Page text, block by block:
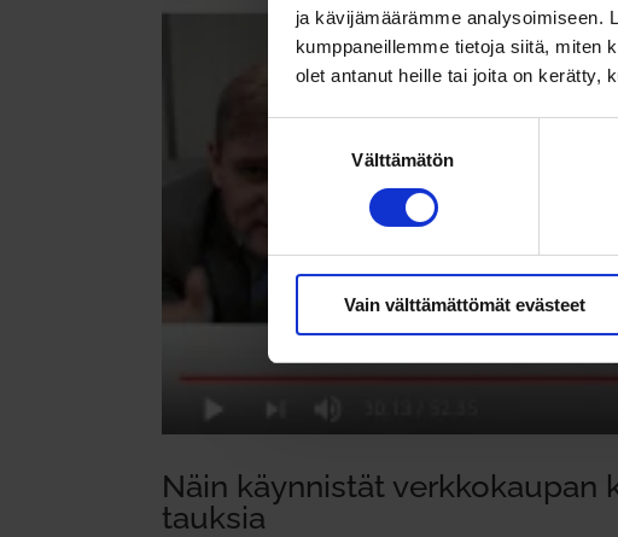
ja kävijämäärämme analysoimiseen.
kumppaneillemme tietoja siitä, miten
olet antanut heille tai joita on kerätty,
Välttämätön
Vain välttämättömät evästeet
Näin käyn­nistät verk­ko­kaupan
tauksia